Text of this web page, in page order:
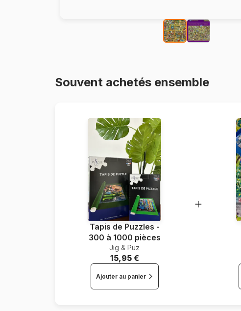
Souvent achetés ensemble
Tapis de Puzzles -
300 à 1000 pièces
Jig & Puz
15,95 €
Ajouter au panier